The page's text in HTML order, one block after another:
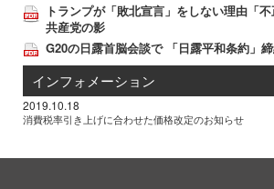
トランプが「敗北宣言」をしない理由「
共産党の影
G20の日露首脳会談で 「日露平和条約」
インフォメーション
2019.10.18
消費税率引き上げに合わせた価格改定のお知らせ